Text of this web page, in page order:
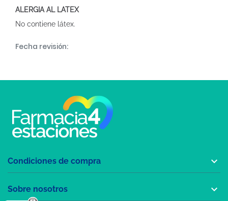
ALERGIA AL LATEX
No contiene látex.
Fecha revisión:
Condiciones de compra 
Sobre nosotros 